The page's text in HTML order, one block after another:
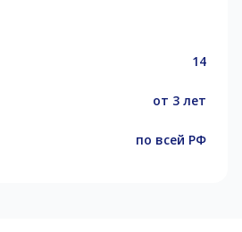
14
от 3 лет
по всей РФ